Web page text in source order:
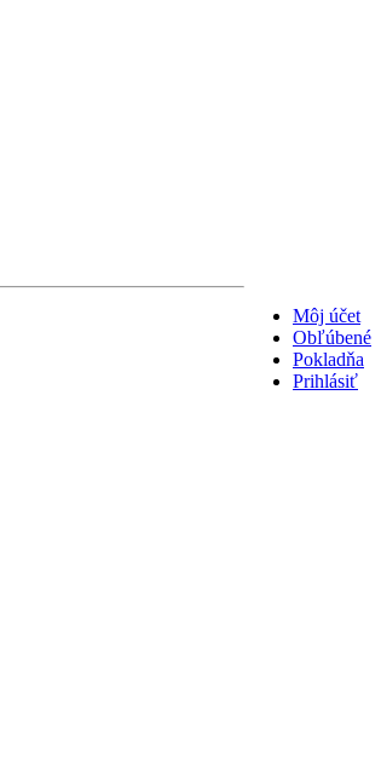
Môj účet
Obľúbené
Pokladňa
Prihlásiť